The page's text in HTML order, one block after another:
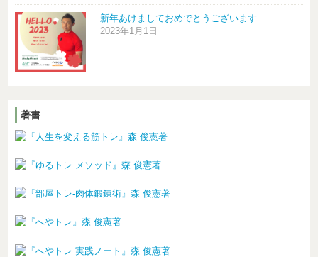
新年あけましておめでとうございます
2023年1月1日
著書